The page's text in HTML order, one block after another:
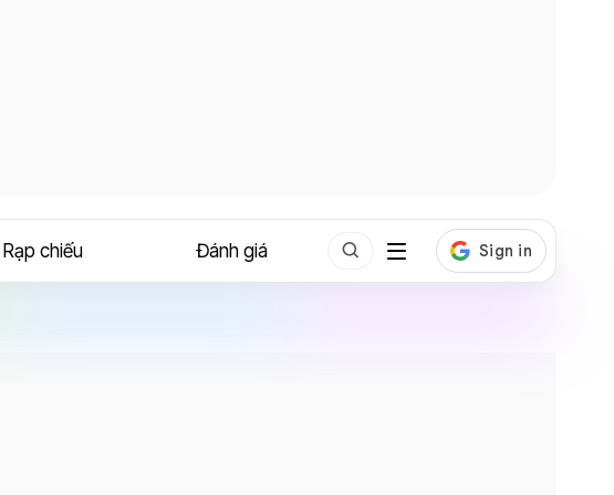
Rạp chiếu Đánh giá